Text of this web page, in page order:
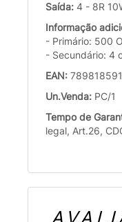
Saída: 4 - 8R
Informação
- Primário: 500
- Secundário: 4
EAN:
Un.Venda: PC/1
Tempo de
legal, Art.26,